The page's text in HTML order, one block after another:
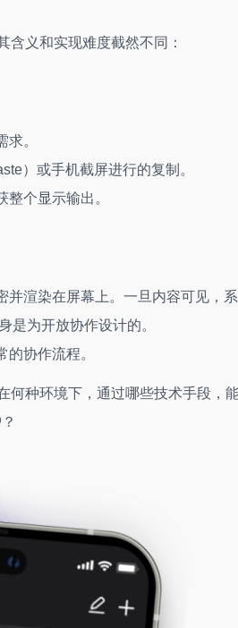
含义和实现难度截然不同：
。
）或手机截屏进行的复制。
个显示输出。
并渲染在屏幕上。一旦内容可见，
是为开放协作设计的。
协作流程。
何种环境下，通过哪些技术手段，